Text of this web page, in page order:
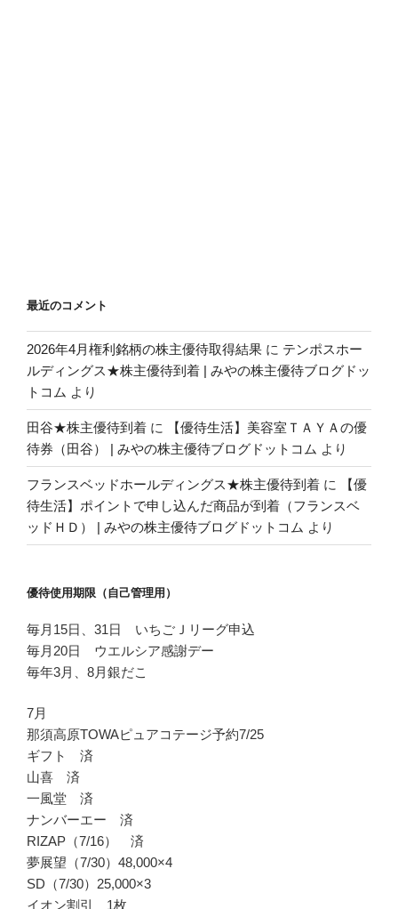
最近のコメント
2026年4月権利銘柄の株主優待取得結果 に テンポスホー
ルディングス★株主優待到着 | みやの株主優待ブログドッ
トコム より
田谷★株主優待到着 に
【優待生活】美容室ＴＡＹＡの優
待券（田谷） | みやの株主優待ブログドットコム より
フランスベッドホールディングス★株主優待到着 に
【優
待生活】ポイントで申し込んだ商品が到着（フランスベ
ッドＨＤ） | みやの株主優待ブログドットコム より
優待使用期限（自己管理用）
毎月15日、31日 いちごＪリーグ申込
毎月20日 ウエルシア感謝デー
毎年3月、8月銀だこ
7月
那須高原TOWAピュアコテージ予約7/25
ギフト 済
山喜 済
一風堂 済
ナンバーエー 済
RIZAP（7/16） 済
夢展望（7/30）48,000×4
SD（7/30）25,000×3
イオン割引 1枚